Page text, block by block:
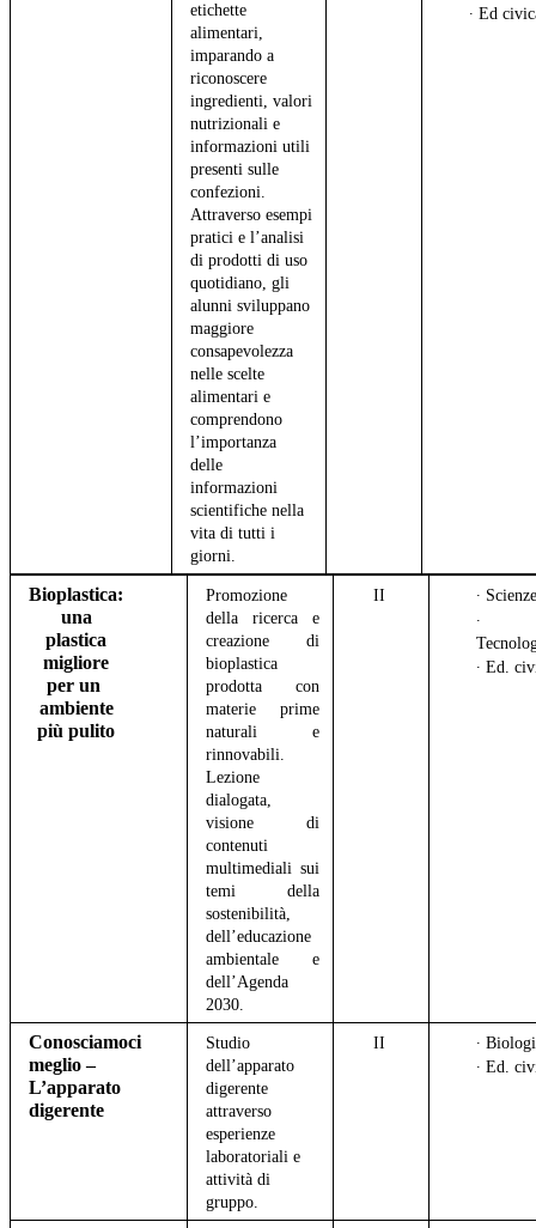
etichette
alimentari,
imparando a
riconoscere
ingredienti, valori
nutrizionali e
informazioni utili
presenti sulle
confezioni.
Attraverso esempi
pratici e l’analisi
di prodotti di uso
quotidiano, gli
alunni sviluppano
maggiore
consapevolezza
nelle scelte
alimentari e
comprendono
l’importanza
delle
informazioni
scientifiche nella
vita di tutti i
giorni.
∙ Ed
Bioplastica:
una
plastica
migliore
per un
ambiente
più pulito
Promozione
della ricerca e
creazione di
bioplastica
prodotta con
materie prime
naturali e
rinnovabili.
Lezione
dialogata,
visione di
contenuti
multimediali sui
temi della
sostenibilità,
dell’educazione
ambientale e
dell’Agenda
2030.
II
∙
∙
∙ Ed.
Conosciamoci
meglio –
L’apparato
digerente
Studio
dell’apparato
digerente
attraverso
esperienze
laboratoriali e
attività di
gruppo.
II
∙
∙ Ed.